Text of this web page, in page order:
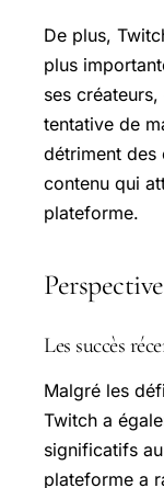
De plus,
plus
ses
tentative de
détriment des
contenu qui
plateforme.
Les succès
Malgré les
Twitch a
significatifs
plateforme a